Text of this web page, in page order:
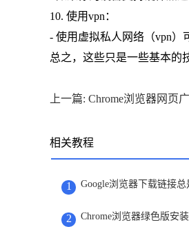
10. 使用vpn：
- 使用虚拟私人网络（vpn）
总之，这些只是一些基本的
相关教程
1 Google浏览器下载链接
2 Chrome浏览器绿色版安